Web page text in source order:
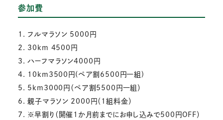
参加費
1. フルマラソン 5000円
2. 30km 4500円
3. ハーフマラソン4000円
4. 10km3500円(ペア割6500円一組)
5. 5km3000円（ペア割5500円一組）
6. 親子マラソン 2000円（1組料金）
7. ※早割り（開催1か月前までにお申し込みで500円OFF）